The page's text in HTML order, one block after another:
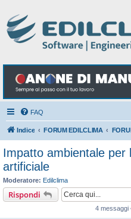
FAQ
Indice FORUM EDILCLIMA
Impatto ambientale per
artificiale
Moderatore: Edilclima
Rispondi
4 messaggi